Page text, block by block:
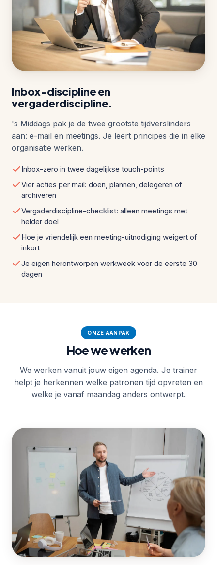
Inbox-discipline en
vergaderdiscipline.
's Middags pak je de twee grootste tijdverslinders
aan: e-mail en meetings. Je leert principes die in elke
organisatie werken.
Inbox-zero in twee dagelijkse touch-points
Vier acties per mail: doen, plannen, delegeren of
archiveren
Vergaderdiscipline-checklist: alleen meetings met
helder doel
Hoe je vriendelijk een meeting-uitnodiging weigert of
inkort
Je eigen herontworpen werkweek voor de eerste 30
dagen
ONZE AANPAK
Hoe we werken
We werken vanuit jouw eigen agenda. Je trainer
helpt je herkennen welke patronen tijd opvreten en
welke je vanaf maandag anders ontwerpt.